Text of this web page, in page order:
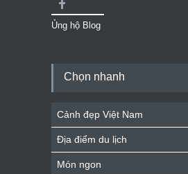
Ủng hộ Blog
Chọn nhanh
Cảnh đẹp Việt Nam
Địa điểm du lịch
Món ngon